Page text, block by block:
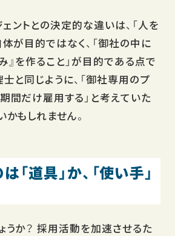
ントとの決定的な違いは、「人を
体が目的ではなく、「御社の中に
』を作ること」が目的である点で
と同じように、「御社専用のプ
間だけ雇用する」と考えていた
かもしれません。
「道具」か、「使い手」
うか？ 採用活動を加速させるた